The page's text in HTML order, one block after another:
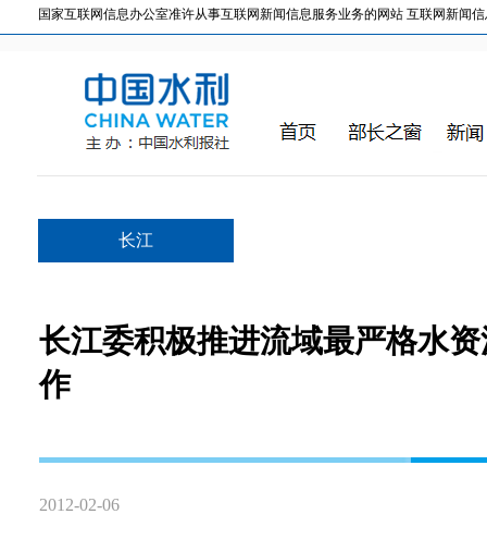
国家互联网信息办公室准许从事互联网新闻信息服务业务的网站 互联网新闻信
长江
长江委积极推进流域最严格水
作
2012-02-06